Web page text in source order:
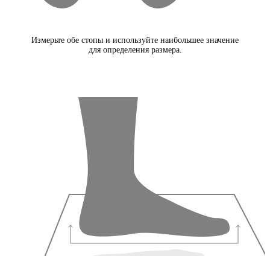
Измерьте обе стопы и используйте наибольшее значение
для определения размера.